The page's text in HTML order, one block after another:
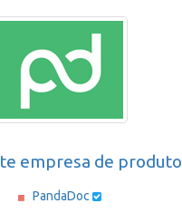
empresa de produto
PandaDoc